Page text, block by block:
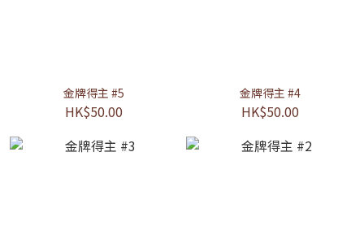
金牌得主 #5
HK$50.00
金牌得主 #4
HK$50.00